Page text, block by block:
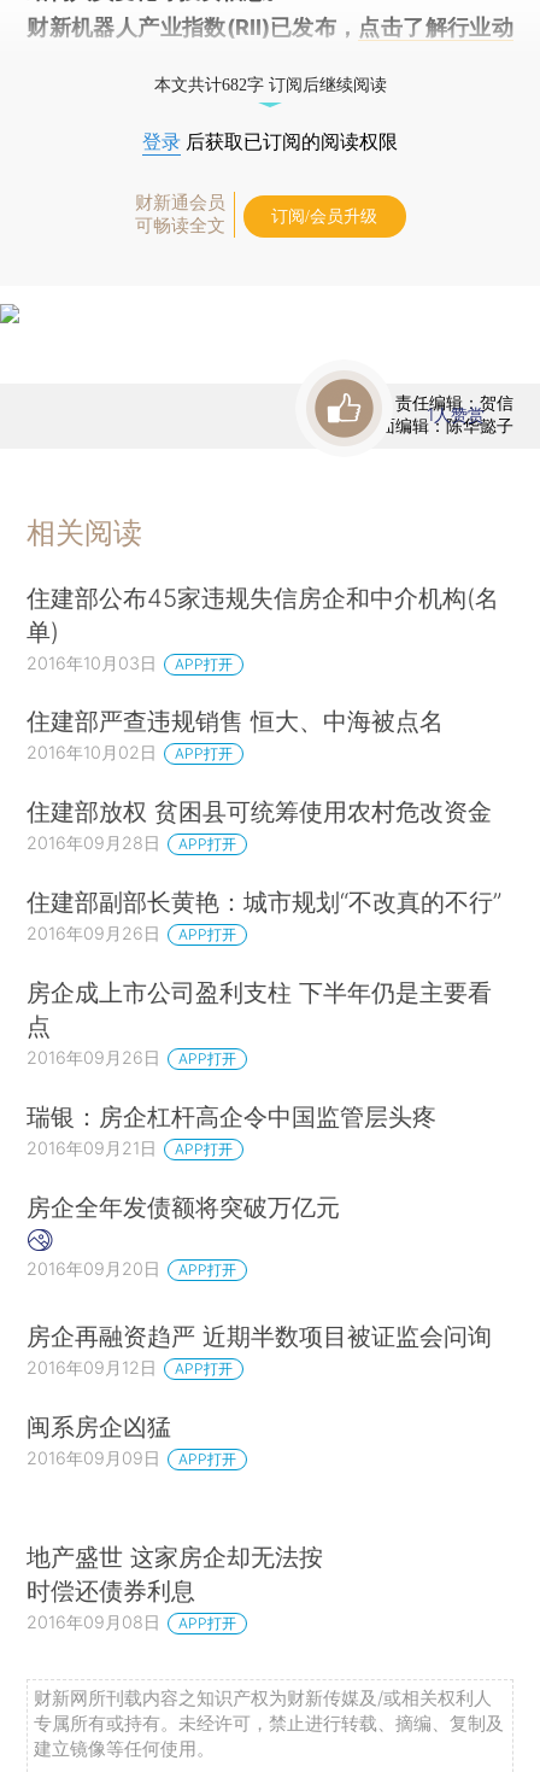
财新机器人产业指数(RII)已发布， 点击了解行业动
本文共计682字 订阅后继续阅读
登录 后获取已订阅的阅读权限
财新通会员
可畅读全文
订阅/会员升级
责任编辑：贺信
版面编辑：陈华懿子
1人赞赏
相关阅读
住建部公布45家违规失信房企和中介机构(名
单)
2016年10月03日 APP打开
住建部严查违规销售 恒大、中海被点名
2016年10月02日 APP打开
住建部放权 贫困县可统筹使用农村危改资金
2016年09月28日 APP打开
住建部副部长黄艳：城市规划“不改真的不行”
2016年09月26日 APP打开
房企成上市公司盈利支柱 下半年仍是主要看
点
2016年09月26日 APP打开
瑞银：房企杠杆高企令中国监管层头疼
2016年09月21日 APP打开
房企全年发债额将突破万亿元
2016年09月20日 APP打开
房企再融资趋严 近期半数项目被证监会问询
2016年09月12日 APP打开
闽系房企凶猛
2016年09月09日 APP打开
地产盛世 这家房企却无法按
时偿还债券利息
2016年09月08日 APP打开
财新网所刊载内容之知识产权为财新传媒及/或相关权利人
专属所有或持有。未经许可，禁止进行转载、摘编、复制及
建立镜像等任何使用。